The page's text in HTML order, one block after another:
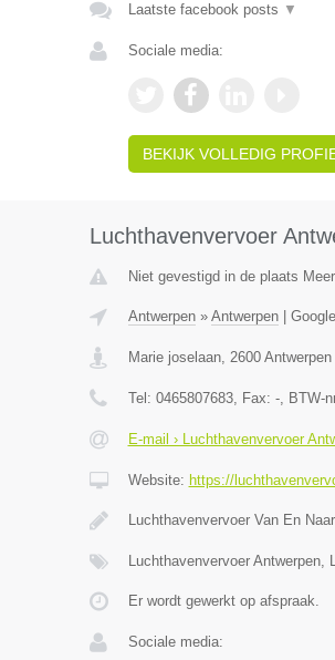
Laatste facebook posts ▼
Sociale media:
BEKIJK VOLLEDIG
Luchthavenvervoer
Niet gevestigd in de plaats
Antwerpen» Antwerpen|
Marie joselaan, 2600 Antwerpen
Tel: 0465807683, Fax: -, BTW-
E-mail › Luchthavenvervoer
Website: https://
Luchthavenvervoer Van En
Luchthavenvervoer
Er wordt gewerkt op afspraak.
Sociale media: